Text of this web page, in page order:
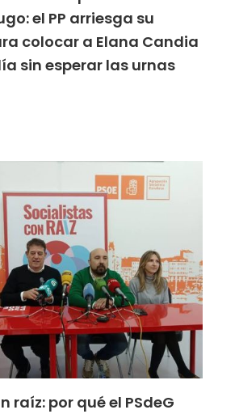
el PP arriesga su
colocar a Elana Candia
sin esperar las urnas
raíz: por qué el PSdeG